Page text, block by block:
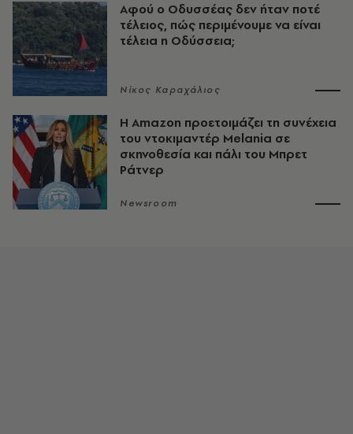
Αφού ο Οδυσσέας δεν ήταν ποτέ
τέλειος, πώς περιμένουμε να είναι
τέλεια η Οδύσσεια;
Νίκος Καραχάλιος
Η Amazon προετοιμάζει τη συνέχεια
του ντοκιμαντέρ Melania σε
σκηνοθεσία και πάλι του Μπρετ
Ράτνερ
Newsroom